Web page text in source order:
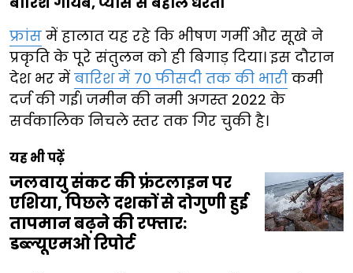
फ्रांस में हालात यह रहे कि भीषण गर्मी और सूखे ने
प्रकृति के पूरे संतुलन को ही बिगाड़ दिया। इस दौरान
देश भर में बारिश में 70 फीसदी तक की भारी कमी
दर्ज की गई। जमीन की नमी अगस्त 2022 के
सर्वकालिक निचले स्तर तक गिर चुकी है।
यह भी पढ़ें
जलवायु संकट की फ्रंटलाइन पर
एशिया, पिछले दशकों से दोगुणी हुई
तापमान बढ़ने की रफ्तार:
डब्ल्यूएमओ रिपोर्ट